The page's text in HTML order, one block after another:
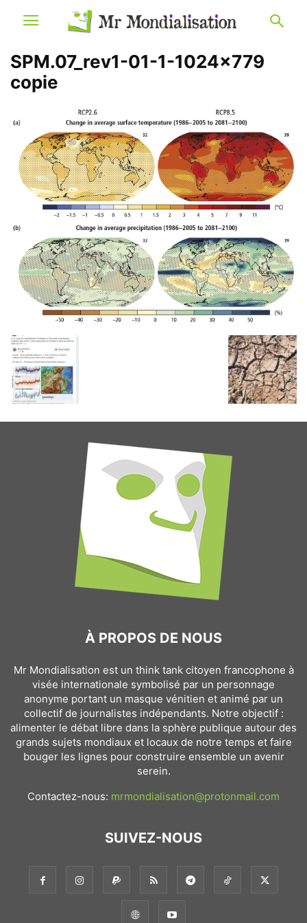
SPM.07_rev1-01-1-1024×779
copie
À PROPOS DE NOUS
Mr Mondialisation est un think tank citoyen francophone à
visée internationale symbolisé par un personnage
anonyme portant un masque vénitien et animé par un
collectif de journalistes indépendants. Notre objectif :
alimenter le débat libre dans la sphère publique autour des
grands sujets mondiaux et locaux de notre temps et faire
bouger les lignes pour construire ensemble un avenir
serein.
Contactez-nous: mrmondialisation@protonmail.com
SUIVEZ-NOUS